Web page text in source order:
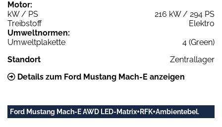
Motor:
kW / PS
216 kW / 294 PS
Treibstoff
Elektro
Umweltnormen:
Umweltplakette
4 (Green)
Standort
Zentrallager
Details zum Ford Mustang Mach-E anzeigen
Ford Mustang Mach-E AWD LED-Matrix+RFK+Ambientebel.